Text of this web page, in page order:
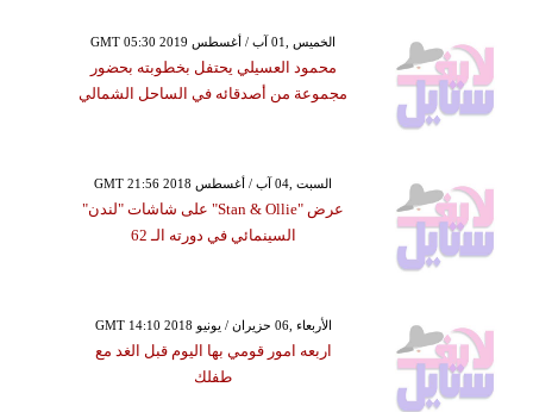
GMT 05:30 2019 الخميس ,01 آب / أغسطس
محمود العسيلي يحتفل بخطوبته بحضور
مجموعة من أصدقائه في الساحل الشمالي
GMT 21:56 2018 السبت ,04 آب / أغسطس
عرض "Stan & Ollie" على شاشات "لندن"
السينمائي في دورته الـ 62
GMT 14:10 2018 الأربعاء ,06 حزيران / يونيو
اربعه امور قومي بها اليوم قبل الغد مع
طفلك